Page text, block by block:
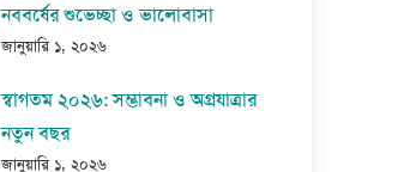
নববর্ষের শুভেচ্ছা ও ভালোবাসা
জানুয়ারি ১, ২০২৬
স্বাগতম ২০২৬: সম্ভাবনা ও অগ্রযাত্রার
নতুন বছর
জানুয়ারি ১, ২০২৬